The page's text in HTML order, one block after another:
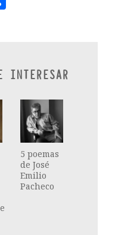
INTERESAR
5 poemas
de José
Emilio
Pacheco